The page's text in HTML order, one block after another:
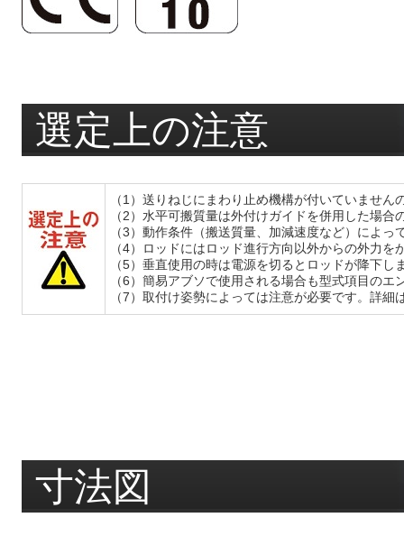
選定上の注意
（1）送りねじにまわり止め機構が付いていませ
（2）水平可搬質量は外付けガイドを併用した場合
（3）動作条件（搬送質量、加減速度など）によ
（4）ロッドにはロッド進行方向以外からの外力を
（5）垂直使用の時は電源を切るとロッドが降下
（6）簡易アブソで使用される場合も型式項目の
（7）取付け姿勢によっては注意が必要です。詳細
寸法図